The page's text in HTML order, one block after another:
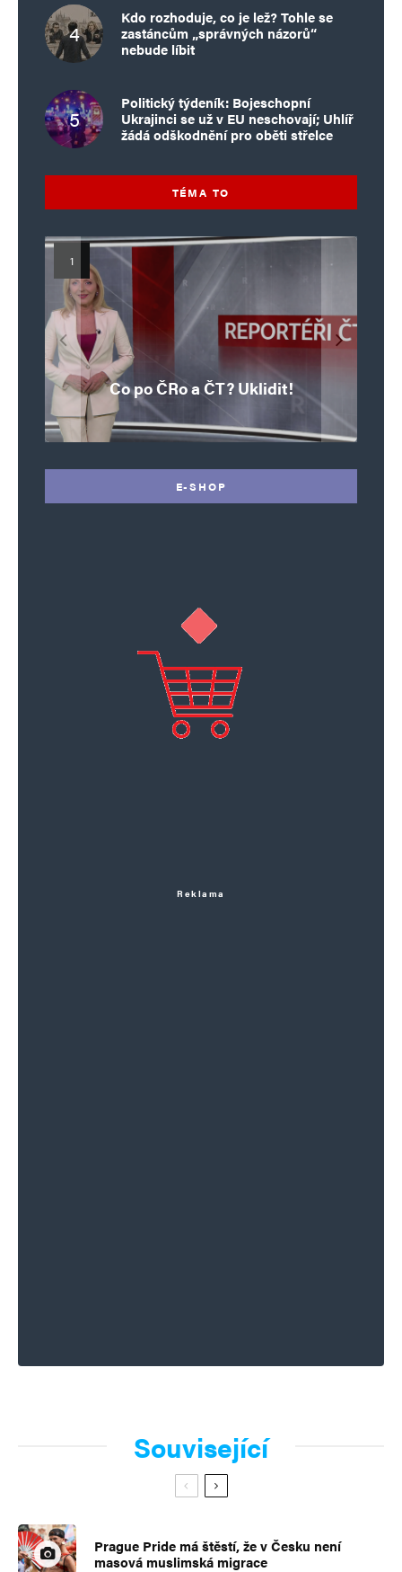
Kdo rozhoduje, co je lež? Tohle se
zastáncům „správných názorů“
nebude líbit
Politický týdeník: Bojeschopní
Ukrajinci se už v EU neschovají; Uhlíř
žádá odškodnění pro oběti střelce
TÉMA TO
Co po ČRo a ČT? Uklidit!
Islamistický teror v EU, 6. díl:
Brutální poprava 85letého
katolického kněze Jacquese
Hamela
Islamistický teror v EU, 5. díl:
Krvavé oslavy pádu Bastily
v Nice
Mýty o Václavu Klausovi:
Pivo, jazz, hádky, loajalita
i humor. Jakl boří legendy
o bývalém prezidentovi
Vymíráme a politici lžou:
porodnost nezachrání
dotace, byty ani zkrácené
úvazky
Pim Fortuyn: Muž, který se
nestihl stát premiérem
E-SHOP
Reklama
Související
Prague Pride má štěstí, že v Česku není
masová muslimská migrace